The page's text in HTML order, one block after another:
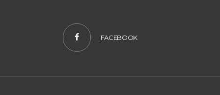
FACEBOOK